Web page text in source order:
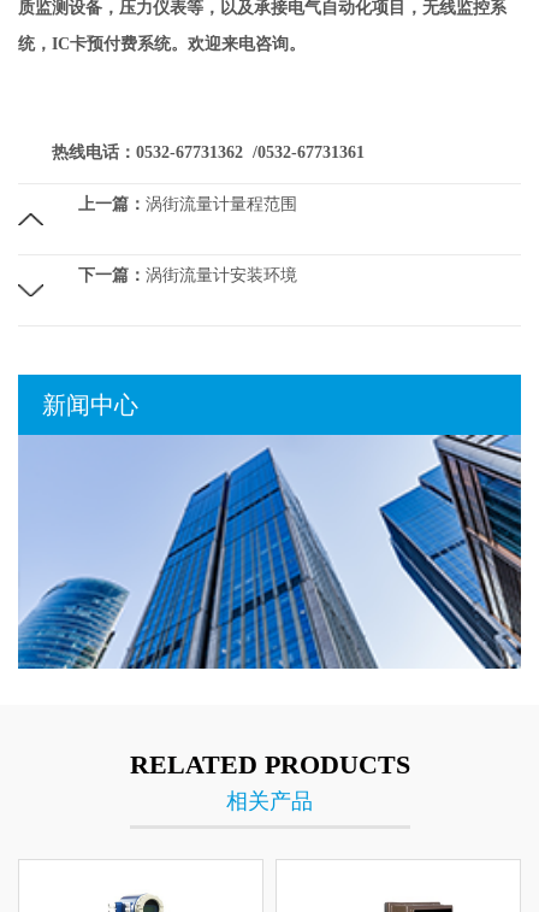
质监测设备，压力仪表等，以及承接电气自动化项目，无线监控系
统，IC卡预付费系统。欢迎来电咨询。
热线电话：0532-67731362 /0532-67731361
上一篇： 涡街流量计量程范围
下一篇： 涡街流量计安装环境
新闻中心
RELATED PRODUCTS
相关产品